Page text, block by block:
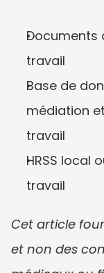
Documents
travail
Base de
médiation
travail
HRSS local
travail
Cet article
et non des